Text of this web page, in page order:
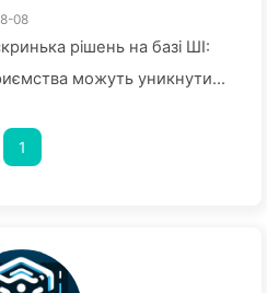
08
рішень на базі ШІ:
можуть уникнути
процеси прийняття
1